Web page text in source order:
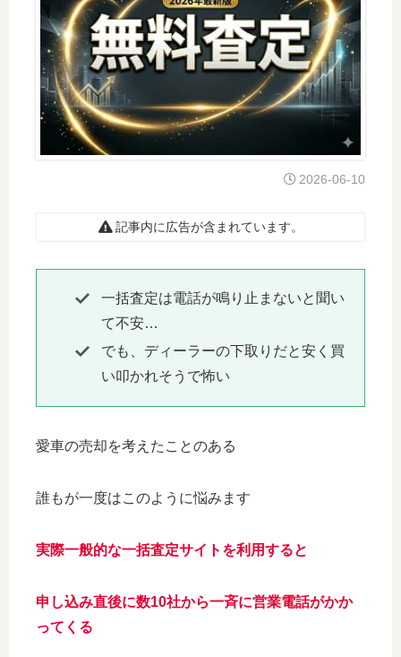
2026-06-10
記事内に広告が含まれています。
一括査定は電話が鳴り止まないと聞い
て不安…
でも、ディーラーの下取りだと安く買
い叩かれそうで怖い
愛車の売却を考えたことのある
誰もが一度はこのように悩みます
実際一般的な一括査定サイトを利用すると
申し込み直後に数10社から一斉に営業電話がかか
ってくる